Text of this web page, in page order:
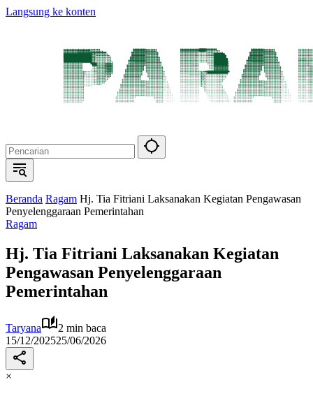
Langsung ke konten
Beranda Ragam Hj. Tia Fitriani Laksanakan Kegiatan Pengawasan
Penyelenggaraan Pemerintahan
Ragam
Hj. Tia Fitriani Laksanakan Kegiatan
Pengawasan Penyelenggaraan
Pemerintahan
Taryana
2 min baca
15/12/202525/06/2026
×